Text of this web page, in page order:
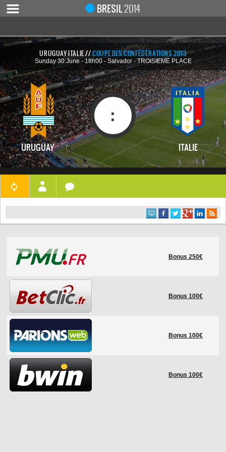
Notice : Undefined index: live [
BRESIL2014
ACCUEIL
ACTUALITÉ
COUPE DU MONDE 2019
MONDIAL 2014
CALENDRIER / RÉSULTATS
QUARTS DE FINALE
DEMI-FINALES
LES BUTEURS
LES 32 ÉQUIPES
LES STADES
HISTORIQUE
COUPE DES CONFÉDÉRATIONS
URUGUAY-ITALIE //COUPE DES CONFÉDÉRATIONS 2013
Sunday 30 June - 18h00 - Salvador - TROISIEME PLACE
URUGUAY
:
ITALIE
Bonus 250€
Bonus 100€
Bonus 100€
Bonus 100€